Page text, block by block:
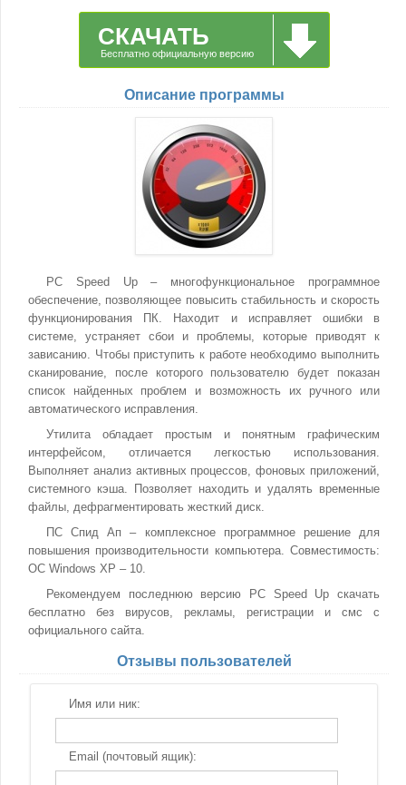
СКАЧАТЬ
Бесплатно официальную версию
Описание программы
PC Speed Up – многофункциональное программное
обеспечение, позволяющее повысить стабильность и скорость
функционирования ПК. Находит и исправляет ошибки в
системе, устраняет сбои и проблемы, которые приводят к
зависанию. Чтобы приступить к работе необходимо выполнить
сканирование, после которого пользователю будет показан
список найденных проблем и возможность их ручного или
автоматического исправления.
Утилита обладает простым и понятным графическим
интерфейсом, отличается легкостью использования.
Выполняет анализ активных процессов, фоновых приложений,
системного кэша. Позволяет находить и удалять временные
файлы, дефрагментировать жесткий диск.
ПС Спид Ап – комплексное программное решение для
повышения производительности компьютера. Совместимость:
ОС Windows XP – 10.
Рекомендуем последнюю версию PC Speed Up скачать
бесплатно без вирусов, рекламы, регистрации и смс с
официального сайта.
Отзывы пользователей
Имя или ник:
Email (почтовый ящик):